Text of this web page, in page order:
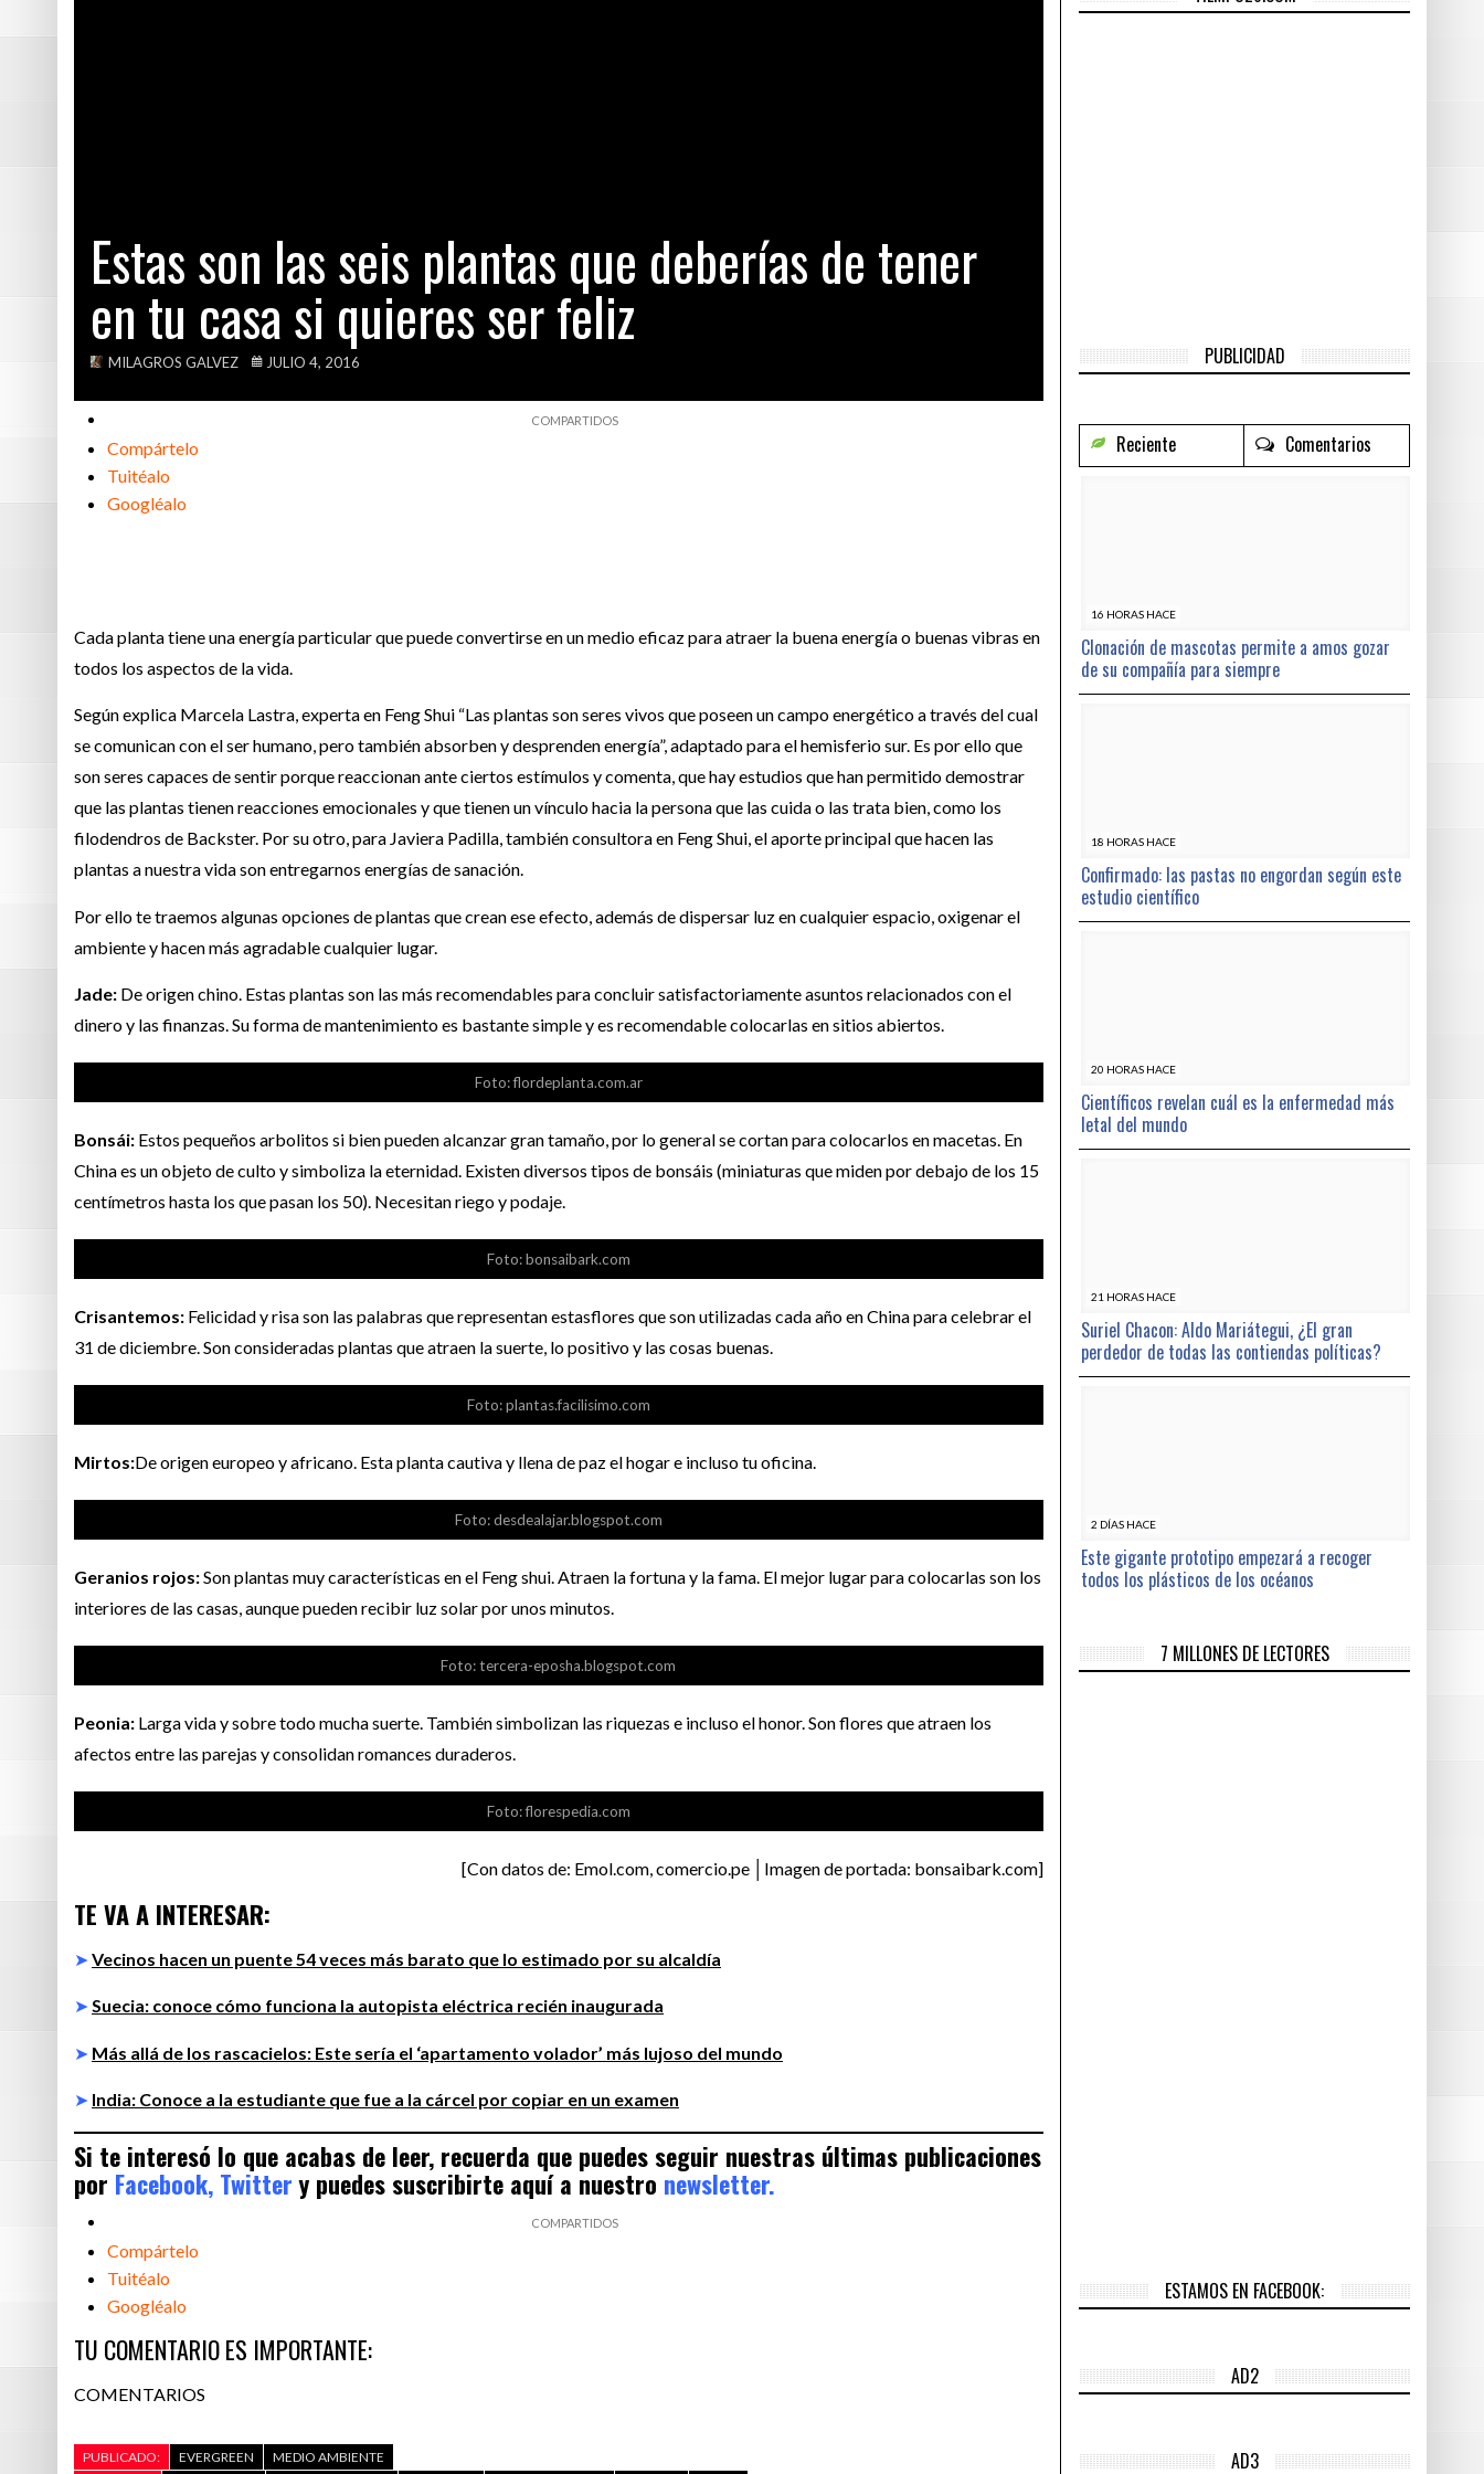
Estas son las seis plantas que deberías de tener
en tu casa si quieres ser feliz
MILAGROS GALVEZ JULIO 4, 2016
Compártelo
Tuitéalo
Googléalo
Cada planta tiene una energía particular que puede convertirse en un medio eficaz para atraer la buena energía o buenas vibras en
todos los aspectos de la vida.
Según explica Marcela Lastra, experta en Feng Shui “Las plantas son seres vivos que poseen un campo energético a través del cual
se comunican con el ser humano, pero también absorben y desprenden energía”, adaptado para el hemisferio sur. Es por ello que
son seres capaces de sentir porque reaccionan ante ciertos estímulos y comenta, que hay estudios que han permitido demostrar
que las plantas tienen reacciones emocionales y que tienen un vínculo hacia la persona que las cuida o las trata bien, como los
filodendros de Backster. Por su otro, para Javiera Padilla, también consultora en Feng Shui, el aporte principal que hacen las
plantas a nuestra vida son entregarnos energías de sanación.
Por ello te traemos algunas opciones de plantas que crean ese efecto, además de dispersar luz en cualquier espacio, oxigenar el
ambiente y hacen más agradable cualquier lugar.
Jade: De origen chino. Estas plantas son las más recomendables para concluir satisfactoriamente asuntos relacionados con el
dinero y las finanzas. Su forma de mantenimiento es bastante simple y es recomendable colocarlas en sitios abiertos.
Foto: flordeplanta.com.ar
Bonsái: Estos pequeños arbolitos si bien pueden alcanzar gran tamaño, por lo general se cortan para colocarlos en macetas. En
China es un objeto de culto y simboliza la eternidad. Existen diversos tipos de bonsáis (miniaturas que miden por debajo de los 15
centímetros hasta los que pasan los 50). Necesitan riego y podaje.
Foto: bonsaibark.com
Crisantemos: Felicidad y risa son las palabras que representan estasflores que son utilizadas cada año en China para celebrar el
31 de diciembre. Son consideradas plantas que atraen la suerte, lo positivo y las cosas buenas.
Foto: plantas.facilisimo.com
Mirtos:De origen europeo y africano. Esta planta cautiva y llena de paz el hogar e incluso tu oficina.
Foto: desdealajar.blogspot.com
Geranios rojos:Son plantas muy características en el Feng shui. Atraen la fortuna y la fama. El mejor lugar para colocarlas son los
interiores de las casas, aunque pueden recibir luz solar por unos minutos.
Foto: tercera-eposha.blogspot.com
Peonia: Larga vida y sobre todo mucha suerte. También simbolizan las riquezas e incluso el honor. Son flores que atraen los
afectos entre las parejas y consolidan romances duraderos.
Foto: florespedia.com
[Con datos de: Emol.com, comercio.pe │Imagen de portada: bonsaibark.com]
TE VA A INTERESAR:
➤ Vecinos hacen un puente 54 veces más barato que lo estimado por su alcaldía
➤ Suecia: conoce cómo funciona la autopista eléctrica recién inaugurada
➤ Más allá de los rascacielos: Este sería el ‘apartamento volador’ más lujoso del mundo
➤ India: Conoce a la estudiante que fue a la cárcel por copiar en un examen
Si te interesó lo que acabas de leer, recuerda que puedes seguir nuestras últimas publicaciones
por Facebook, Twitter y puedes suscribirte aquí a nuestro newsletter.
Compártelo
Tuitéalo
Googléalo
TU COMENTARIO ES IMPORTANTE:
COMENTARIOS
PUBLICADO: EVERGREEN
MEDIO AMBIENTE
PUBLICIDAD
Reciente Comentarios
16 HORAS HACE
Clonación de mascotas permite a amos gozar
de su compañía para siempre
18 HORAS HACE
Confirmado: las pastas no engordan según este
estudio científico
20 HORAS HACE
Científicos revelan cuál es la enfermedad más
letal del mundo
21 HORAS HACE
Suriel Chacon: Aldo Mariátegui, ¿El gran
perdedor de todas las contiendas políticas?
2 DÍAS HACE
Este gigante prototipo empezará a recoger
todos los plásticos de los océanos
7 MILLONES DE LECTORES
ESTAMOS EN FACEBOOK:
AD2
AD3